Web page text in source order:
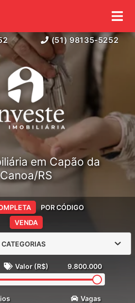
(51) 98135-5252
em Capão da
Canoa/RS
VENDA
POR CÓDIGO
CATEGORIAS
Valor (R$) 9.800.000
Vagas